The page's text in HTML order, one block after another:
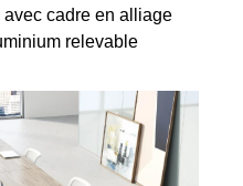
avec cadre en alliage
relevable
font confiance. Aucun spam,